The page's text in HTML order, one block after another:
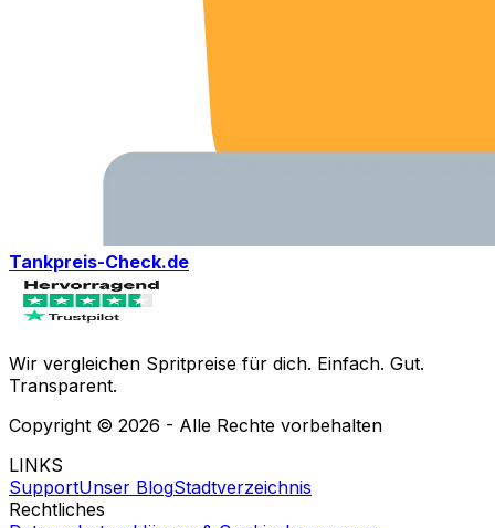
Tankpreis-Check.de
Wir vergleichen Spritpreise für dich. Einfach. Gut.
Transparent.
Copyright © 2026 - Alle Rechte vorbehalten
LINKS
SupportUnser BlogStadtverzeichnis
Rechtliches